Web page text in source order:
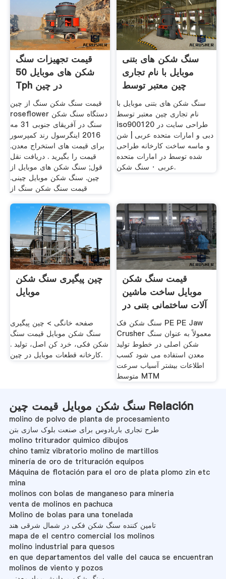
قیمت تجهیزات سنگ
شکن های موبایل 50
Tph در چین
قیمت سنگ شکن سنگ از چین
roseflower دستگاه سنگ شکن
سنگ در آفریقای جنوبی 31 مه
2016 اینگرسول رند کمپرسور
برای قیمت های استخراج معدن.
قیمت را بگیرید . دریافت نقل
قول; سنگ شکن های موبایل از
چین. سنگ شکن موبایل چینی.
قیمت سنگ شکن سنگ از
سنگ شکن های بتنی
موبایل با نام تجاری
چین معتبر توسط
Iso900120
سنگ شکن های بتنی موبایل با
نام تجاری چین معتبر توسط
iso900120 طراحی سایت در
دبی و امارات متحده عربی | شن
و ماسه ساخت کارخانه طراحی
شده توسط در امارات متحده
عربی · سنگ شکن.
چین پیگیری سنگ شکن
موبایل
صفحه خانگی > چین پیگیری
سنگ شکن موبایل قیمت سنگ
شکن فکی، خرد کن اصل، تولید .
کارخانه قطعات موبایل در چین.
قیمت سنگ شکن
موبایل ساخت ماشین
آلات ساختمانی بتنی در
چین
سنگ شکن فک PE PE Jaw
Crusher معمولاً به عنوان سنگ
شکن اصلی در خطوط تولید
معدن استفاده می شود کسب
اطلاعات بیشتر آسیاب سرعت
متوسط MTM
سنگ شکن موبایل قیمت چین Relación
molino de polvo de planta de procesamiento
طرح تجاری باربادوس برای صنعت بلوک سازی بتن
molino triturador quimico dibujos
chino tamiz vibratorio molino de martillos
minería de oro de trituración equipos
Máquina de flotación para el oro de plata plomo zin etc
mina
molinos con bolas de manganeso para mineria
venta de molinos en pachuca
Molino de bolas para una tonelada
تامین کننده سنگ شکن فکی در شمال شرقی هند
mapa de el centro comercial los molinos
molino industrial para quesos
en que departamentos del valle del cauca se encuentran
molinos de viento y pozos